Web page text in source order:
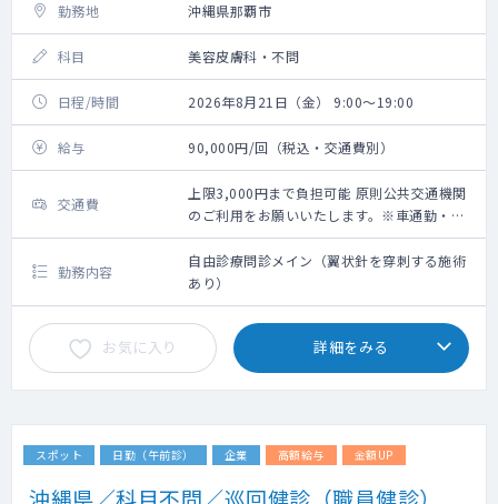
勤務地 沖縄県那覇市
科目 美容皮膚科・不問
日程/時間 2026年8月21日（金） 9:00～19:00
給与 90,000円/回（税込・交通費別）
交通費
上限3,000円まで負担可能 原則公共交通機関
のご利用をお願いいたします。※車通勤・タ
クシー利用要相談
勤務内容
自由診療問診メイン（翼状針を穿刺する施術
あり）
お気に入り 詳細をみる
スポット 日勤（午前診） 企業 高額給与 金額UP
沖縄県／科目不問／巡回健診（職員健診）